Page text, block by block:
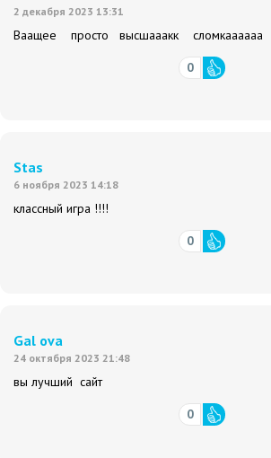
2 декабря 2023 13:31
Ваащее просто высшааакк
0
Stas
6 ноября 2023 14:18
классный игра !!!!
0
Gal ova
24 октября 2023 21:48
вы лучший сайт
0